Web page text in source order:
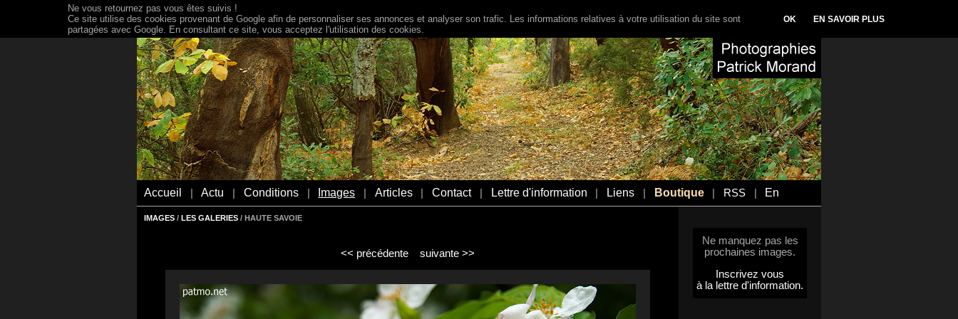
Accueil Actu Conditions Images Articles Contact Lettre d'information Liens Boutique RSS En
IMAGES / LES GALERIES / HAUTE SAVOIE
<< précédente suivante >>
Ne manquez pas les
prochaines images.
Inscrivez vous
à la lettre d'information.
Ne vous retournez pas vous êtes suivis !
Ce site utilise des cookies provenant de Google afin de personnaliser ses annonces et analyser son trafic. Les informations relatives à votre utilisation du site sont
partagées avec Google. En consultant ce site, vous acceptez l'utilisation des cookies.
OK EN SAVOIR PLUS